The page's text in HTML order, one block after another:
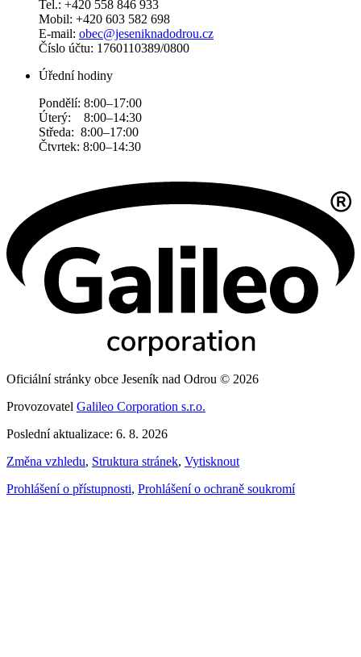
Tel.: +420 558 846 933
Mobil: +420 603 582 698
E-mail: obec@jeseniknadodrou.cz
Číslo účtu: 1760110389/0800
Úřední hodiny
Pondělí: 8:00–17:00
Úterý: 8:00–14:30
Středa: 8:00–17:00
Čtvrtek: 8:00–14:30
Oficiální stránky obce Jeseník nad Odrou © 2026
Provozovatel Galileo Corporation s.r.o.
Poslední aktualizace: 6. 8. 2026
Změna vzhledu, Struktura stránek, Vytisknout
Prohlášení o přístupnosti, Prohlášení o ochraně soukromí